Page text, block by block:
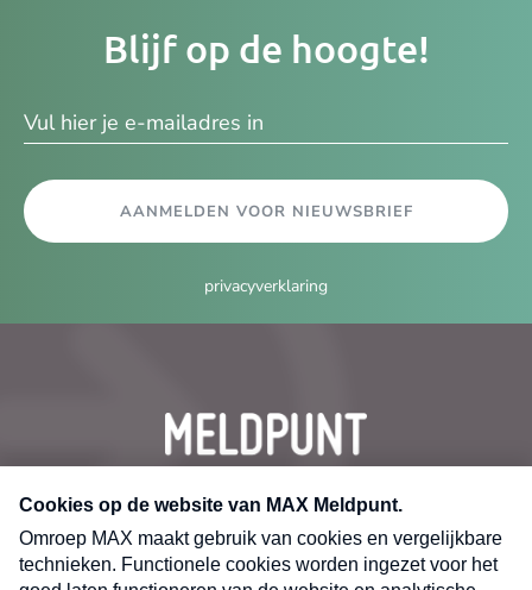
Blijf op de hoogte!
AANMELDEN VOOR NIEUWSBRIEF
privacyverklaring
CONTACT